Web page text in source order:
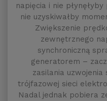
napięcia i nie
nie uzyskiwałby
Zwiększenie
zewnętrznego
synchroniczną
generatorem –
zasilania
trójfazowej sieci
Nadal jednak pobiera